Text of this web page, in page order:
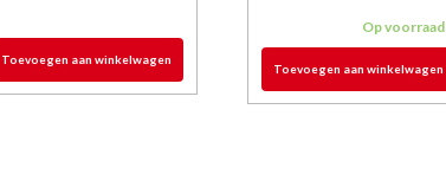
Toevoegen aan winkelwagen
Op voorraad
Toevoegen aan winkelwagen